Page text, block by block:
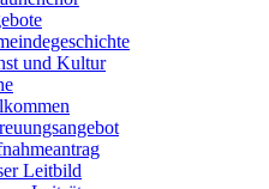
und Kultur
Leitbild